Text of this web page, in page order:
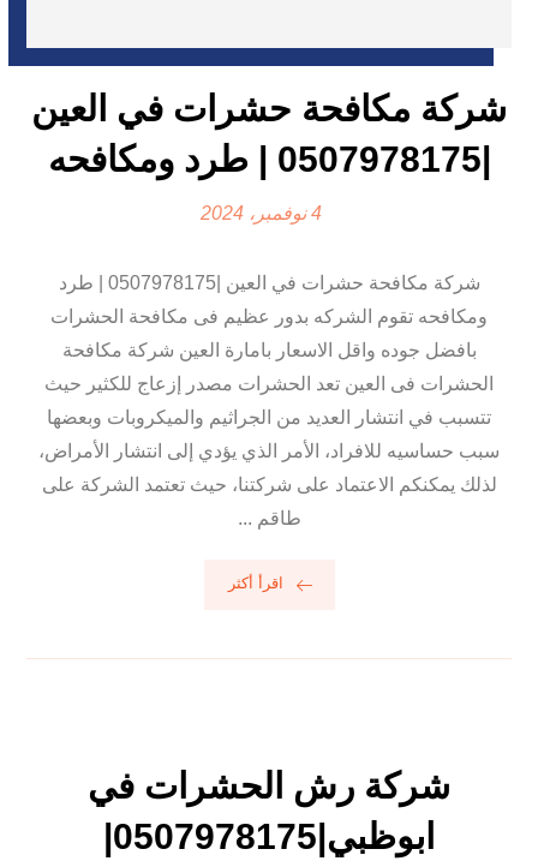
شركة مكافحة حشرات في العين
|0507978175 | طرد ومكافحه
4 نوفمبر، 2024
شركة مكافحة حشرات في العين |0507978175 | طرد
ومكافحه تقوم الشركه بدور عظيم فى مكافحة الحشرات
بافضل جوده واقل الاسعار بامارة العين شركة مكافحة
الحشرات فى العين تعد الحشرات مصدر إزعاج للكثير حيث
تتسبب في انتشار العديد من الجراثيم والميكروبات وبعضها
سبب حساسيه للافراد، الأمر الذي يؤدي إلى انتشار الأمراض،
لذلك يمكنكم الاعتماد على شركتنا، حيث تعتمد الشركة على
طاقم ...
اقرأ أكثر
شركة رش الحشرات في
ابوظبي|0507978175|